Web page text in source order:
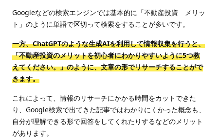
Googleなどの検索エンジンでは基本的に「不動産投資 メリッ
ト」のように単語で区切って検索をすることが多いです。
一方、ChatGPTのような生成AIを利用して情報収集を行うと、
「不動産投資のメリットを初心者にわかりやすいように5つ教
えてください。」のように、文章の形でリサーチすることがで
きます。
これによって、情報のリサーチにかかる時間をカットできた
り、Google検索で出てきた記事ではわかりにくかった概念も、
自分が理解できる形で回答をしてくれたりするなどのメリット
があります。